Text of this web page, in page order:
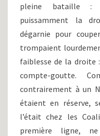
pleine bataille :
puissamment la
dégarnie pour
trompaient
faiblesse de la droite
compte-goutte.
contrairement à un
étaient en réserve,
l’était chez les
première ligne,